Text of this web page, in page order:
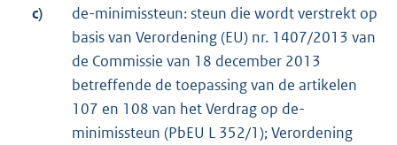
c)
de-minimissteun: steun die wordt verstrekt op
basis van Verordening (EU) nr. 1407/2013 van
de Commissie van 18 december 2013
betreffende de toepassing van de artikelen
107 en 108 van het Verdrag op de-
minimissteun (PbEU L 352/1); Verordening